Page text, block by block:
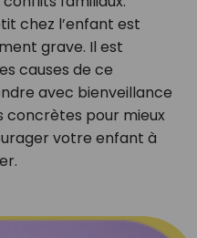
chez l’enfant est
grave. Il est
causes de ce
avec bienveillance
concrètes pour mieux
votre enfant à